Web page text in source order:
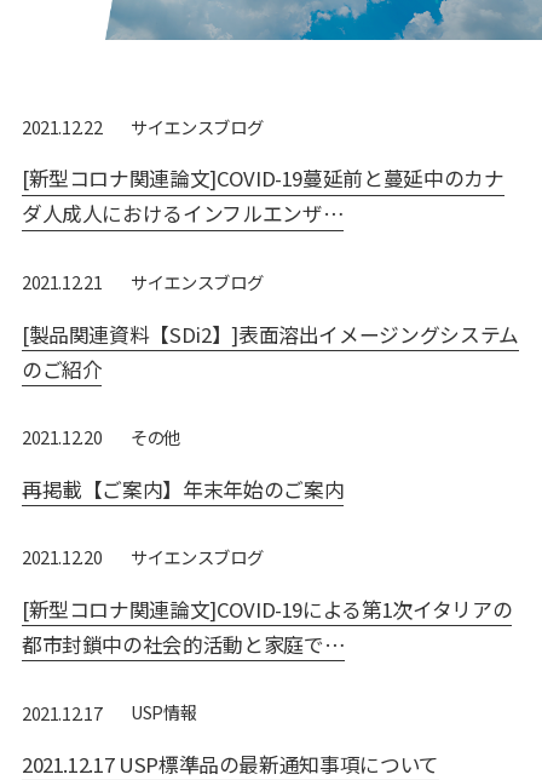
2021.12.22 サイエンスブログ
[新型コロナ関連論文]COVID-19蔓延前と蔓延中のカナ
ダ人成人におけるインフルエンザ…
2021.12.21 サイエンスブログ
[製品関連資料【SDi2】]表面溶出イメージングシステム
のご紹介
2021.12.20 その他
再掲載【ご案内】年末年始のご案内
2021.12.20 サイエンスブログ
[新型コロナ関連論文]COVID-19による第1次イタリアの
都市封鎖中の社会的活動と家庭で…
2021.12.17 USP情報
2021.12.17 USP標準品の最新通知事項について